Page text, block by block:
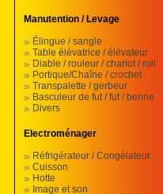
Manutention / Levage
Élingue / sangle
Table élévatrice / élévateur
Diable / rouleur / chariot / roll
Portique/Chaîne / crochet
Transpalette / gerbeur
Basculeur de fut / fut / benne
Divers
Electroménager
Réfrigérateur / Congélateur
Cuisson
Hotte
Image et son